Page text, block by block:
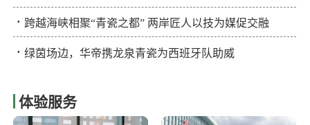
· 跨越海峡相聚“青瓷之都” 两岸匠人以技为媒促交融
· 绿茵场边，华帝携龙泉青瓷为西班牙队助威
体验服务